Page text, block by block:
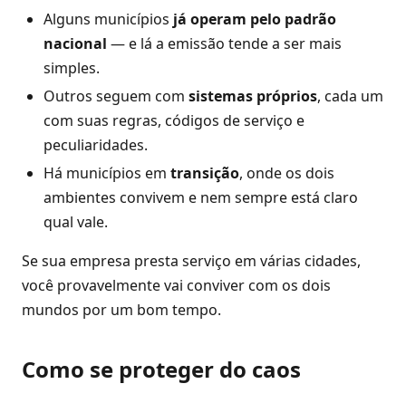
Alguns municípios já operam pelo padrão
nacional — e lá a emissão tende a ser mais
simples.
Outros seguem com sistemas próprios, cada um
com suas regras, códigos de serviço e
peculiaridades.
Há municípios em transição, onde os dois
ambientes convivem e nem sempre está claro
qual vale.
Se sua empresa presta serviço em várias cidades,
você provavelmente vai conviver com os dois
mundos por um bom tempo.
Como se proteger do caos